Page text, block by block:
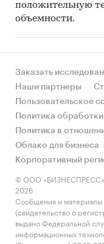
положительную
объемности.
Заказать
Наши партнеры
Пользовательское
Политика
Политика в
Облако для бизнеса
Корпоративный
© ООО
2026.
Сообщения и материалы
(свидетельство о
выдано Федеральной
информационных